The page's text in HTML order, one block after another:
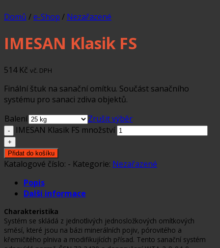
Domů /e-Shop / Nezařazené
IMESAN Klasik FS
514 Kč vč. DPH
Finální štuk na sanační omítku. Součást sanačního
systému pro sanaci zdiva objektů.
Balení
Zrušit výběr
IMESAN Klasik FS množství
Přidat do košíku
Katalogové číslo: - Kategorie: Nezařazené
Popis
Další informace
Charakteristika
Systém se skládá z jednotlivých jednosložkových omítkových
směsí, které jsou na bázi minerálních pojiv, pórovitého a
křemičitého plniva a modifikujících přísad. Tento sanační systém